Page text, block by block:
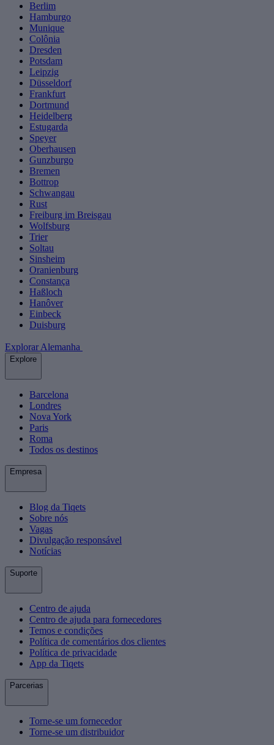
Berlim
Hamburgo
Munique
Colônia
Dresden
Potsdam
Leipzig
Düsseldorf
Frankfurt
Dortmund
Heidelberg
Estugarda
Speyer
Oberhausen
Gunzburgo
Bremen
Bottrop
Schwangau
Rust
Freiburg im Breisgau
Wolfsburg
Trier
Soltau
Sinsheim
Oranienburg
Constança
Haßloch
Hanôver
Einbeck
Duisburg
Explorar Alemanha
Explore
Barcelona
Londres
Nova York
Paris
Roma
Todos os destinos
Empresa
Blog da Tiqets
Sobre nós
Vagas
Divulgação responsável
Notícias
Suporte
Centro de ajuda
Centro de ajuda para fornecedores
Temos e condições
Política de comentários dos clientes
Política de privacidade
App da Tiqets
Parcerias
Torne-se um fornecedor
Torne-se um distribuidor